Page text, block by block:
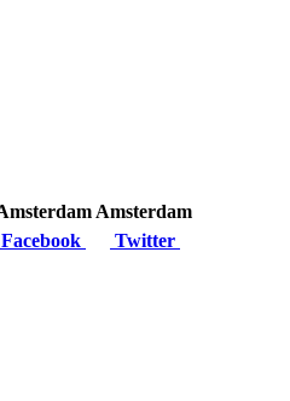
Amsterdam
Facebook
Twitter